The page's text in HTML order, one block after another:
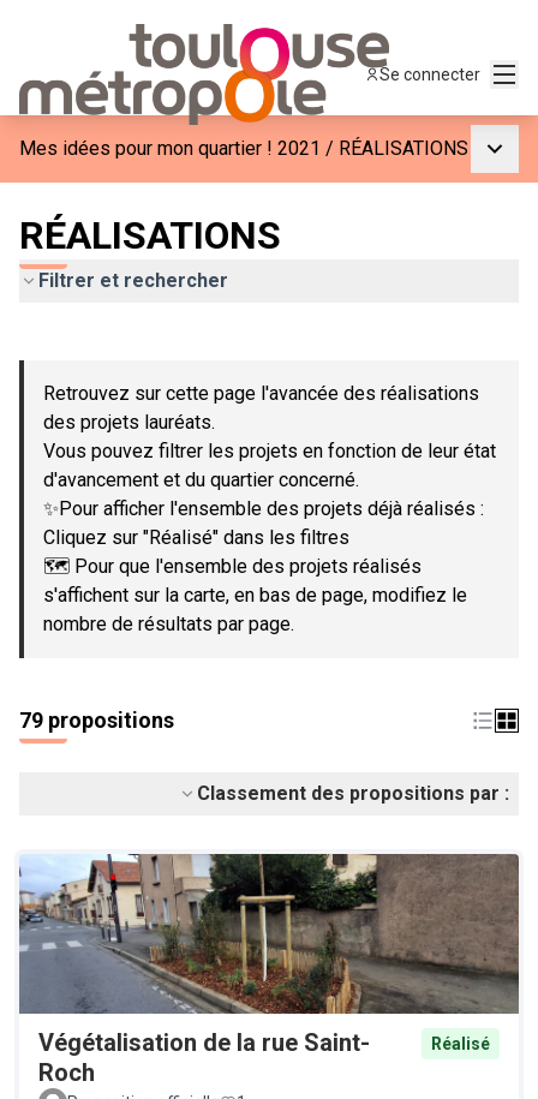
Se connecter
Mes idées pour mon quartier ! 2021 / RÉALISATIONS
RÉALISATIONS
Filtrer et rechercher
−
Retrouvez sur cette page l'avancée des réalisations
des projets lauréats.
Vous pouvez filtrer les projets en fonction de leur état
d'avancement et du quartier concerné.
✨Pour afficher l'ensemble des projets déjà réalisés :
Cliquez sur "Réalisé" dans les filtres
🗺️ Pour que l'ensemble des projets réalisés
s'affichent sur la carte, en bas de page, modifiez le
nombre de résultats par page.
79 propositions
Classement des propositions par :
Végétalisation de la rue Saint-
Roch
Réalisé